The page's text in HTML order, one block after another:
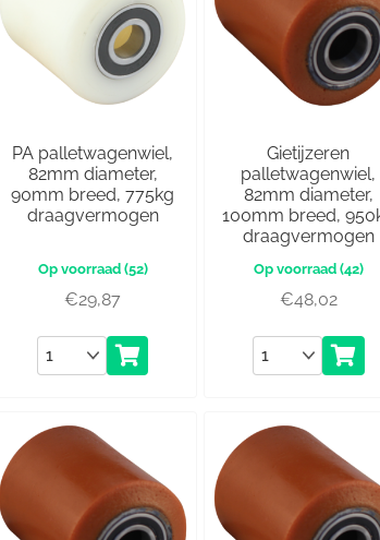
PA palletwagenwiel,
82mm diameter,
90mm breed, 775kg
draagvermogen
(52)
€29,87
Aantal
Gietijzeren
palletwagenwiel,
82mm diameter,
100mm breed,
draagvermogen
(42)
€48,02
Aantal